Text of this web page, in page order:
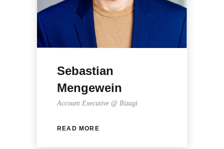
Sebastian
Mengewein
Account Executive @ Bizagi
READ MORE